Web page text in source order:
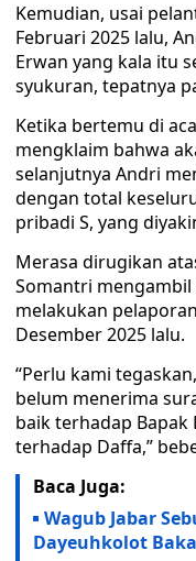
Kemudian, usai
Februari 2025 lalu,
Erwan yang kala itu
syukuran, tepatnya
Ketika bertemu di
mengklaim bahwa
selanjutnya Andri
dengan total
pribadi S, yang
Merasa dirugikan
Somantri
melakukan
Desember 2025 lalu.
“Perlu kami
belum menerima
baik terhadap Bapak
terhadap Daffa,”
Baca Juga:
Wagub Jabar
Dayeuhkolot